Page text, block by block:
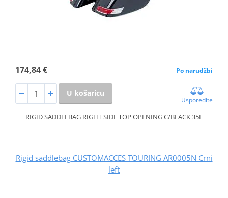
174,84 € Po narudžbi
U košaricu
Usporedite
RIGID SADDLEBAG RIGHT SIDE TOP OPENING C/BLACK 35L
Rigid saddlebag CUSTOMACCES TOURING AR0005N Crni
left